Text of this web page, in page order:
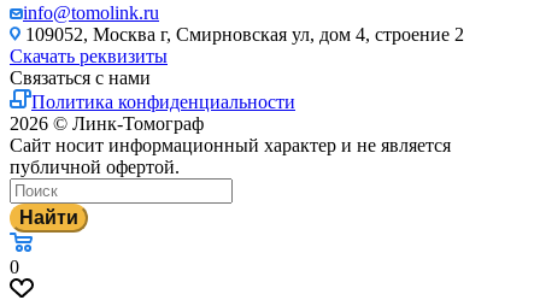
info@tomolink.ru
109052, Москва г, Смирновская ул, дом 4, строение 2
Скачать реквизиты
Связаться с нами
Политика конфиденциальности
2026 © Линк-Томограф
Сайт носит информационный характер и не является
публичной офертой.
Найти
0